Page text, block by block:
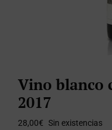
Vino blanco
2017
28,00€ Sin existencias